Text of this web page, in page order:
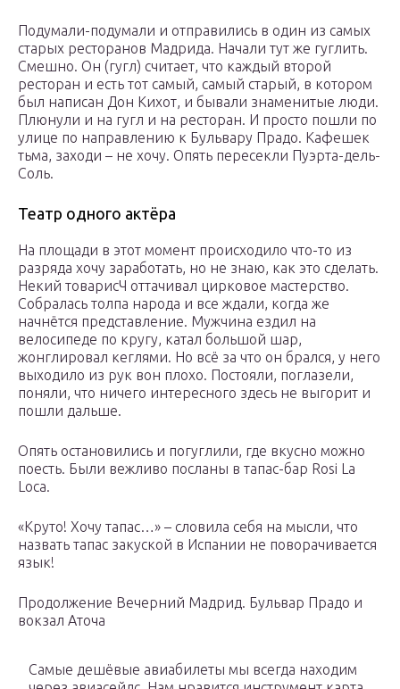
Подумали-подумали и отправились в один из самых
старых ресторанов Мадрида. Начали тут же гуглить.
Смешно. Он (гугл) считает, что каждый второй
ресторан и есть тот самый, самый старый, в котором
был написан Дон Кихот, и бывали знаменитые люди.
Плюнули и на гугл и на ресторан. И просто пошли по
улице по направлению к Бульвару Прадо. Кафешек
тьма, заходи – не хочу. Опять пересекли Пуэрта-дель-
Соль.
Театр одного актёра
На площади в этот момент происходило что-то из
разряда хочу заработать, но не знаю, как это сделать.
Некий товарисЧ оттачивал цирковое мастерство.
Собралась толпа народа и все ждали, когда же
начнётся представление. Мужчина ездил на
велосипеде по кругу, катал большой шар,
жонглировал кеглями. Но всё за что он брался, у него
выходило из рук вон плохо. Постояли, поглазели,
поняли, что ничего интересного здесь не выгорит и
пошли дальше.
Опять остановились и погуглили, где вкусно можно
поесть. Были вежливо посланы в тапас-бар Rosi La
Loca.
«Круто! Хочу тапас…» – словила себя на мысли, что
назвать тапас закуской в Испании не поворачивается
язык!
Продолжение Вечерний Мадрид. Бульвар Прадо и
вокзал Аточа
Самые дешёвые авиабилеты мы всегда находим